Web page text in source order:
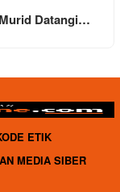
Datangi…
ETIK
MEDIA SIBER